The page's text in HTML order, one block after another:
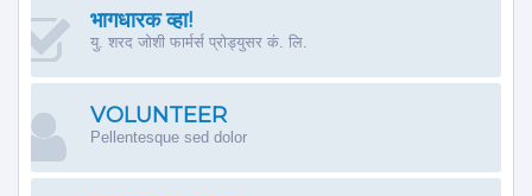
भागधारक व्हा!
यु. शरद जोशी फार्मर्स प्रोड्युसर कं. लि.
VOLUNTEER
Pellentesque sed dolor